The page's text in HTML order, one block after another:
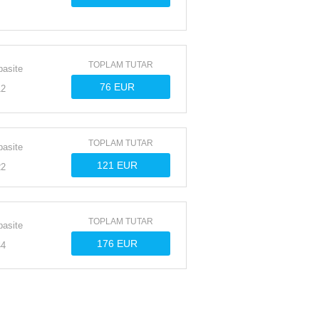
TOPLAM TUTAR
TOPLAM TUTAR
TOPLAM TUTAR